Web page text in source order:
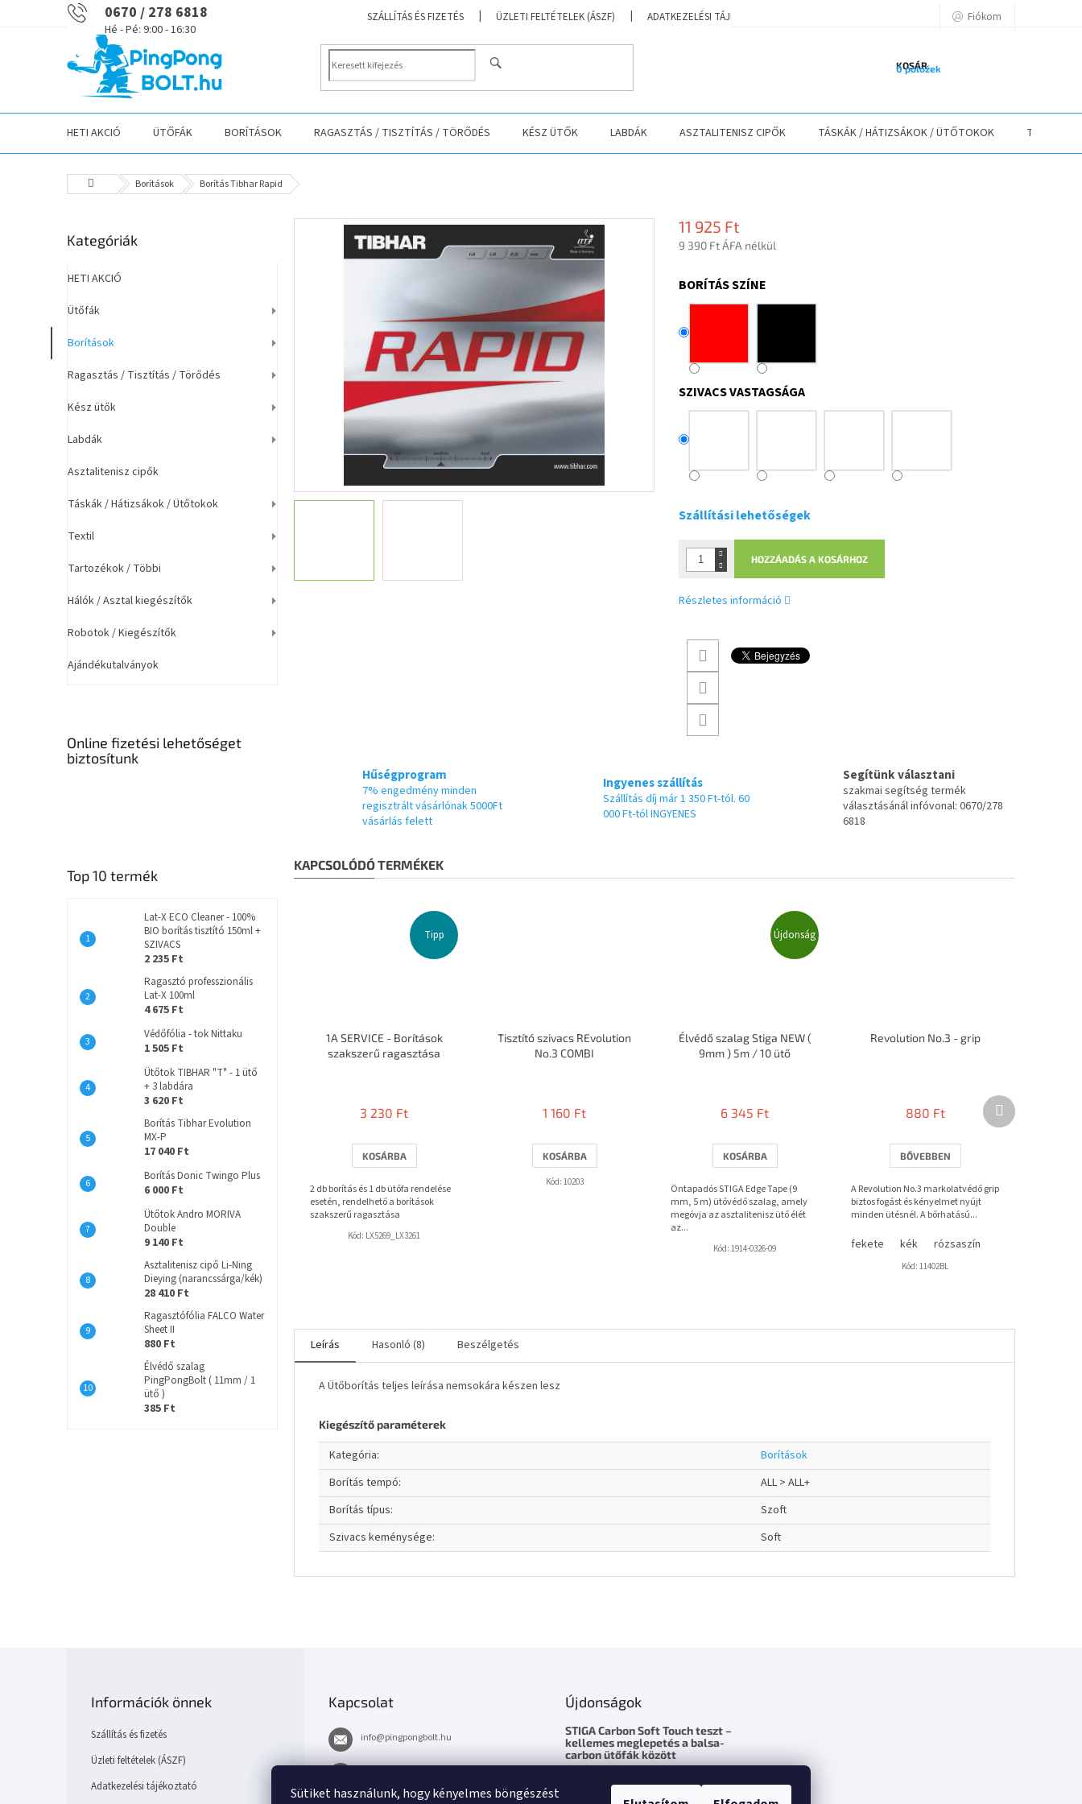
Sütiket használunk, hogy kényelmes böngészést
0670 / 278 6818 SZÁLLÍTÁS ÉS FIZETÉS ÜZLETI FELTÉTELEK (ÁSZF) ADATKEZELÉSI TÁJÉKOZTATÓ ELÉRHETŐSÉGEK
Fiókom
KOSÁR
0 položek
HETI AKCIÓ ÜTŐFÁK BORÍTÁSOK RAGASZTÁS / TISZTÍTÁS / TÖRŐDÉS KÉSZ ÜTŐK LABDÁK ASZTALITENISZ CIPŐK TÁSKÁK / HÁTIZSÁKOK / ÜTŐTOKOK TEXTIL
KezdőlapBorítások Borítás Tibhar Rapid
l
a
s
p
a
e
Kategóriák
Kategóriák
HETI AKCIÓ
Ütőfák
Borítások
Ragasztás / Tisztítás / Törődés
Kész ütők
Labdák
Asztalitenisz cipők
Táskák / Hátizsákok / Ütőtokok
Textil
Tartozékok / Többi
Hálók / Asztal kiegészítők
Robotok / Kiegészítők
Ajándékutalványok
Online fizetési lehetőséget
biztosítunk
Top 10 termék
Lat-X ECO Cleaner - 100%
BIO borítás tisztító 150ml +
SZIVACS
2 235 Ft
Ragasztó professzionális
Lat-X 100ml
4 675 Ft
Védőfólia - tok Nittaku
1 505 Ft
Ütőtok TIBHAR "T" - 1 ütő
+ 3 labdára
3 620 Ft
Borítás Tibhar Evolution
MX-P
17 040 Ft
Borítás Donic Twingo Plus
6 000 Ft
Ütőtok Andro MORIVA
Double
9 140 Ft
Asztalitenisz cipő Li-Ning
Dieying (narancssárga/kék)
28 410 Ft
Ragasztófólia FALCO Water
Sheet II
880 Ft
Élvédő szalag
PingPongBolt ( 11mm / 1
ütő )
385 Ft
11 925 Ft
9 390 Ft ÁFA nélkül
BORÍTÁS SZÍNE
SZIVACS VASTAGSÁGA
Szállítási lehetőségek
HOZZÁADÁS A KOSÁRHOZ
Részletes információ
Hűségprogram
7% engedmény minden
regisztrált vásárlónak 5000Ft
vásárlás felett
Ingyenes szállítás
Szállítás díj már 1 350 Ft-tól. 60
000 Ft-tól INGYENES
Segítünk választani
szakmai segítség termék
választásánál infóvonal: 0670/278
6818
KAPCSOLÓDÓ TERMÉKEK
Tipp
1A SERVICE - Borítások
szakszerű ragasztása
átlagos
értékelése
ből
3,7
csillag.
3 230 Ft
KOSÁRBA
2 db borítás és 1 db ütőfa rendelése
esetén, rendelhető a borítások
szakszerű ragasztása
Kód: LX5269_LX3261
Tisztító szivacs REvolution
No.3 COMBI
1 160 Ft
KOSÁRBA
Kód: 10203
Újdonság
Élvédő szalag Stiga NEW (
9mm ) 5m / 10 ütő
6 345 Ft
KOSÁRBA
Öntapadós STIGA Edge Tape (9
mm, 5 m) ütővédő szalag, amely
megóvja az asztalitenisz ütő élét
az...
Kód: 1914-0326-09
Revolution No.3 - grip
880 Ft
BŐVEBBEN
A Revolution No.3 markolatvédő grip
biztos fogást és kényelmet nyújt
minden ütésnél. A bőrhatású...
fekete kék rózsaszín
Kód: 11402BL
Következő
termék
Leírás Hasonló (8) Beszélgetés
A Ütőborítás teljes leírása nemsokára készen lesz
Kiegészítő paraméterek
Kategória:
Borítások
Borítás tempó:
ALL > ALL+
Borítás típus:
Szoft
Szivacs keménysége: Soft
Információk önnek
Szállítás és fizetés
Üzleti feltételek (ÁSZF)
Adatkezelési tájékoztató
Kapcsolat
info@pingpongbolt.hu
Újdonságok
STIGA Carbon Soft Touch teszt –
kellemes meglepetés a balsa-
carbon ütőfák között